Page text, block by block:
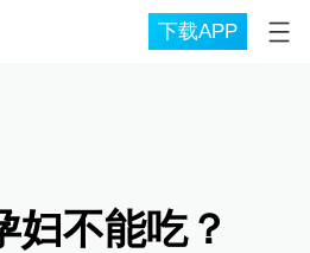
下载APP
妇不能吃？